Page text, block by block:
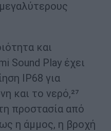
και
Sound Play έχει
IP68 για
και το νερό,²⁷
προστασία από
η άμμος, η βροχή